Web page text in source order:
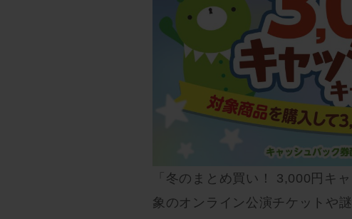
「冬のまとめ買い！ 3,000円キ
象のオンライン公演チケットや